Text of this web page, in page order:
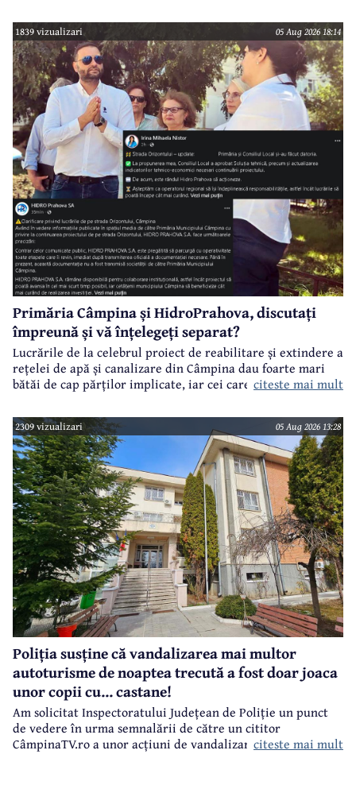
realizarea modernizării Străzii Orizontului, obiectiv
finanțat prin Programul Național de Investiții ”Anghel
Saligny”.
1839 vizualizari 05 Aug 2026 18:14
Primăria Câmpina și HidroPrahova, discutați
împreună și vă înțelegeți separat?
Lucrările de la celebrul proiect de reabilitare și extindere a
rețelei de apă și canalizare din Câmpina dau foarte mari
bătăi de cap părților implicate, iar cei care suferă sunt
Orizontului.
citeste mai mult
2309 vizualizari 05 Aug 2026 13:28
Poliția susține că vandalizarea mai multor
autoturisme de noaptea trecută a fost doar joaca
unor copii cu... castane!
Am solicitat Inspectoratului Județean de Poliție un punct
de vedere în urma semnalării de către un cititor
CâmpinaTV.ro a unor acțiuni de vandalizare a unorciteste mai mult